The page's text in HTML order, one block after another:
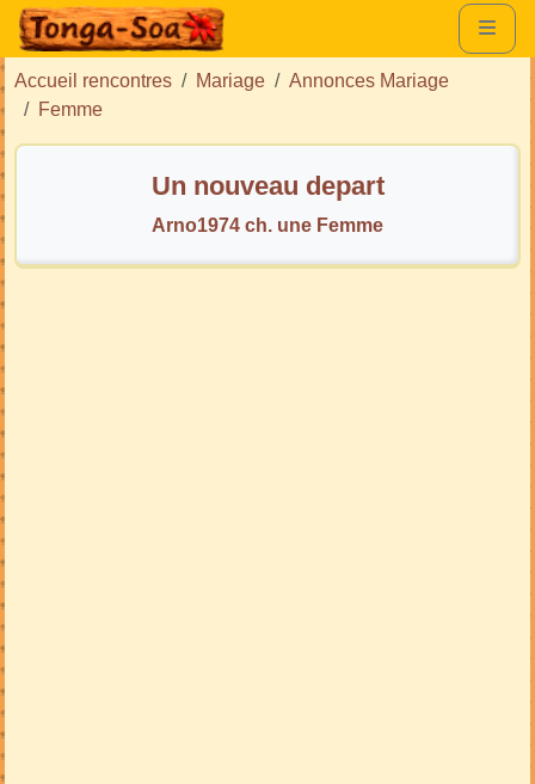
Accueil rencontres Mariage
Annonces Mariage
Femme
Un nouveau depart
Arno1974 ch. une Femme